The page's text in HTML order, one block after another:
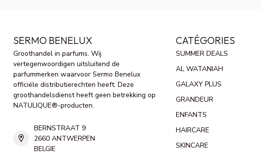
SERMO BENELUX
Groothandel in parfums. Wij
vertegenwoordigen uitsluitend de
parfummerken waarvoor Sermo Benelux
officiële distributierechten heeft. Deze
groothandelsdienst heeft geen betrekking op
NATULIQUE®-producten.
BERNSTRAAT 9
2660 ANTWERPEN
BELGIE
CATÉGORIES
SUMMER DEALS
AL WATANIAH
GALAXY PLUS
GRANDEUR
ENFANTS
HAIRCARE
SKINCARE